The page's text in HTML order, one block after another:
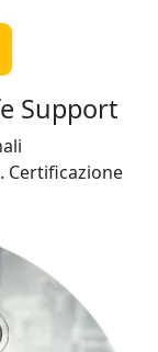
Support
Certificazione